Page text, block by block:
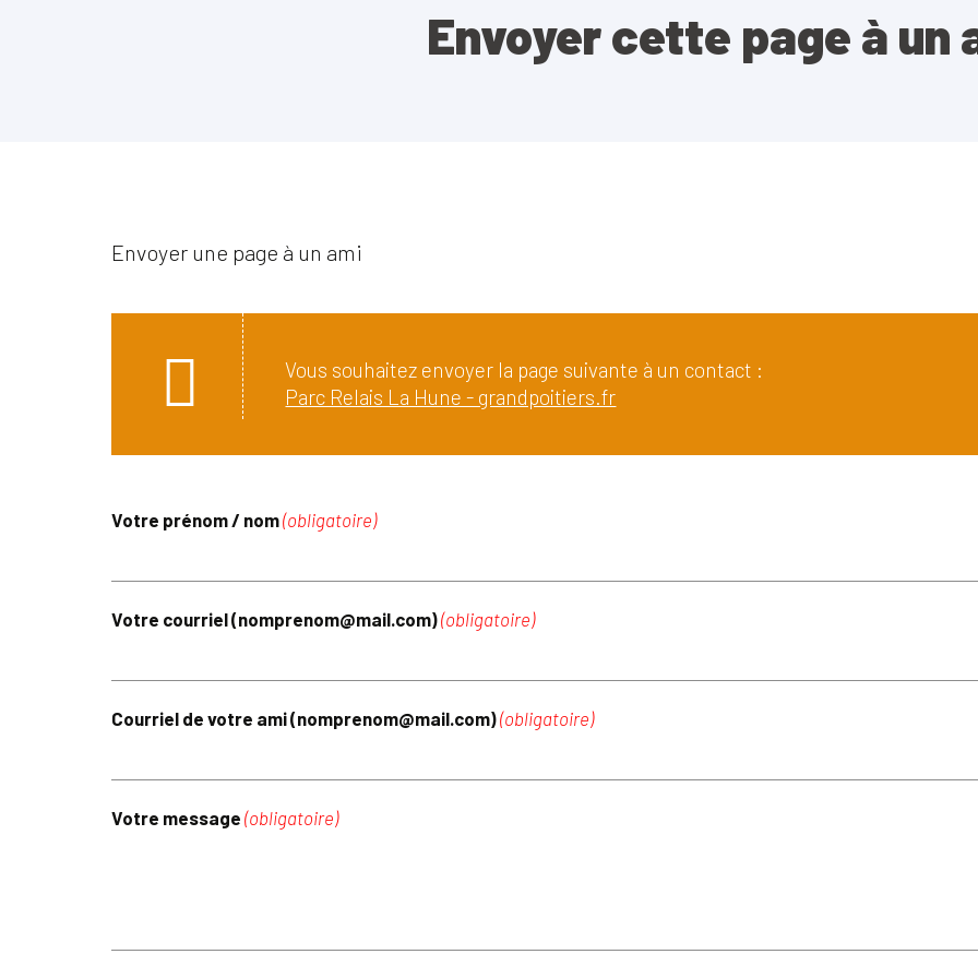
Envoyer cette page à un
Envoyer une page à un ami
Vous souhaitez envoyer la page suivante à un contact :
Parc Relais La Hune - grandpoitiers.fr
Votre prénom / nom(obligatoire)
Votre courriel (nomprenom@mail.com)(obligatoire)
Courriel de votre ami (nomprenom@mail.com)(obligatoire)
Votre message (obligatoire)